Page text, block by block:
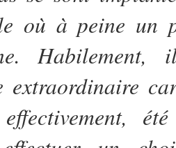
où à peine un
extraordinaire